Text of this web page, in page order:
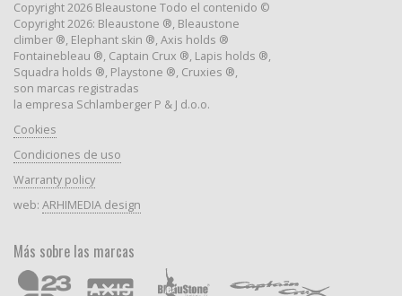
Copyright 2026 Bleaustone Todo el contenido ©
Copyright 2026: Bleaustone ®, Bleaustone
climber ®, Elephant skin ®, Axis holds ®
Fontainebleau ®, Captain Crux ®, Lapis holds ®,
Squadra holds ®, Playstone ®, Cruxies ®,
son marcas registradas
la empresa Schlamberger P & J d.o.o.
Cookies
Condiciones de uso
Warranty policy
web: ARHIMEDIA design
Más sobre las marcas